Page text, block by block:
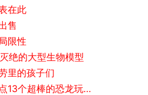
在此
售
限性
绝的大型生物模型
里的孩子们
为未来的古生物学家盘点13个超棒的恐龙玩具